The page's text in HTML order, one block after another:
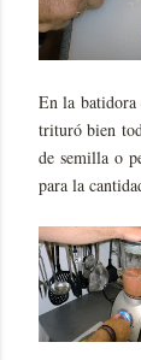
En la batidora
trituró bien
de semilla o
para la